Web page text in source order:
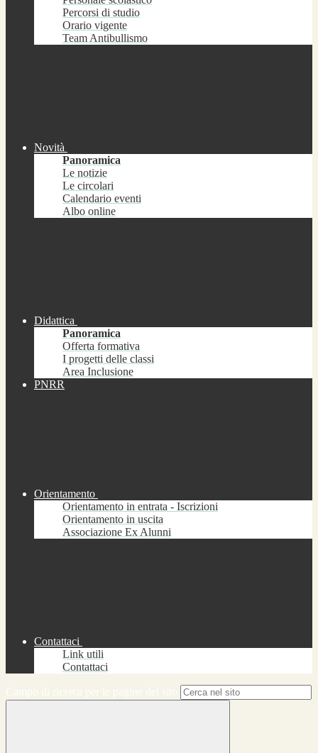
Percorsi di studio
Orario vigente
Team Antibullismo
Novità
Panoramica
Le notizie
Le circolari
Calendario eventi
Albo online
Didattica
Panoramica
Offerta formativa
I progetti delle classi
Area Inclusione
PNRR
Orientamento
Orientamento in entrata - Iscrizioni
Orientamento in uscita
Associazione Ex Alunni
Contattaci
Link utili
Contattaci